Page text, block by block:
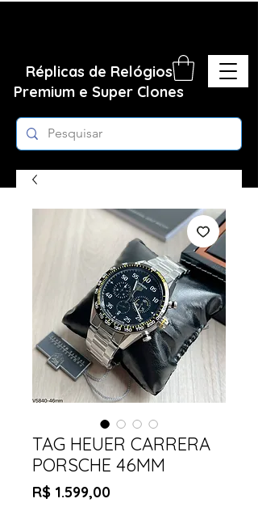
Réplicas de Relógios
Premium e Super Clones
TAG HEUER CARRERA
PORSCHE 46MM
R$ 1.599,00Preço